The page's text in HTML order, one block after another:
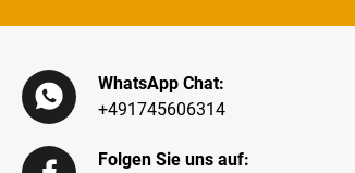
WhatsApp Chat:
+491745606314
Folgen Sie uns auf: